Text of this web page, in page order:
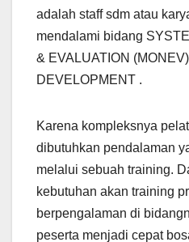
adalah staff sdm atau
mendalami bidang
& EVALUATION
DEVELOPMENT .
Karena kompleksnya
dibutuhkan pendalaman
melalui sebuah training.
kebutuhan akan training
berpengalaman di
peserta menjadi cepat